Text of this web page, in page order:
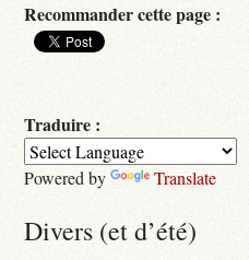
Recommander cette page :
Traduire :
Powered by Translate
Divers (et d’été)